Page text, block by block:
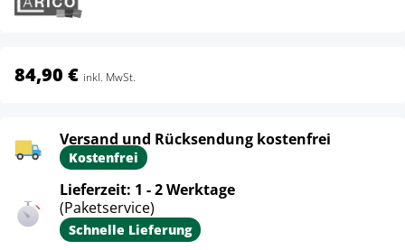
84,90 € inkl. MwSt.
Versand und Rücksendung kostenfrei
Kostenfrei
Lieferzeit: 1 - 2 Werktage
(Paketservice)
Schnelle Lieferung